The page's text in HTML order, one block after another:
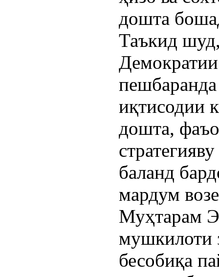
дошта
Таъкид
иқтисодии
дошта,
баланд
мардум
Муҳтарам
мушкилоти
бесобиқа